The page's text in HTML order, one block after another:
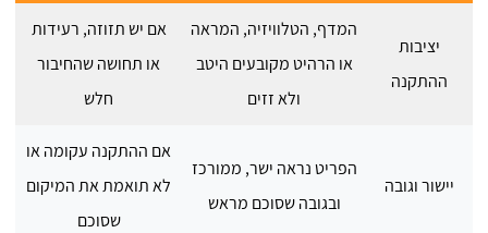
יציבות
ההתקנה
המדף, הטלוויזיה, המראה
או הרהיט מקובעים היטב
ולא זזים
אם יש תזוזה, רעידות
או תחושה שהחיבור
חלש
יישור וגובה
הפריט נראה ישר, ממורכז
ובגובה שסוכם מראש
אם ההתקנה עקומה או
לא תואמת את המיקום
שסוכם